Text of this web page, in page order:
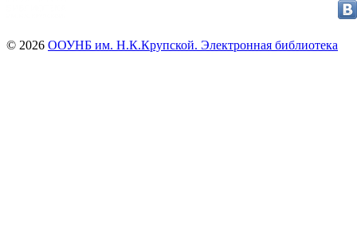
© 2026 ООУНБ им. Н.К.Крупской. Электронная библиотека